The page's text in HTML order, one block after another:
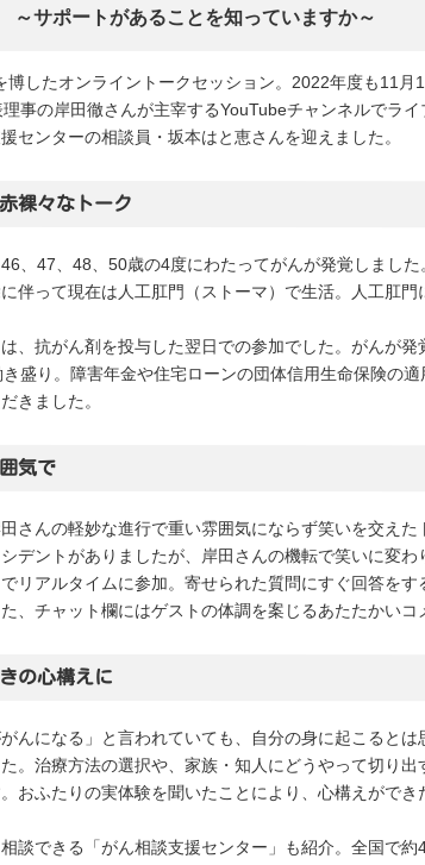
～サポートがあることを知っていますか～
したオンライントークセッション。2022年度も11月
事の岸田徹さんが主宰するYouTubeチャンネルでラ
センターの相談員・坂本はと恵さんを迎えました。
裸々なトーク
、47、48、50歳の4度にわたってがんが発覚しまし
伴って現在は人工肛門（ストーマ）で生活。人工肛
、抗がん剤を投与した翌日での参加でした。がんが
盛り。障害年金や住宅ローンの団体信用生命保険の
きました。
気で
さんの軽妙な進行で重い雰囲気にならず笑いを交えた
デントがありましたが、岸田さんの機転で笑いに変わ
リアルタイムに参加。寄せられた質問にすぐ回答をす
、チャット欄にはゲストの体調を案じるあたたかいコ
の心構えに
がんになる」と言われていても、自分の身に起こると
。治療方法の選択や、家族・知人にどうやって切り
おふたりの実体験を聞いたことにより、心構えができ
談できる「がん相談支援センター」も紹介。全国で